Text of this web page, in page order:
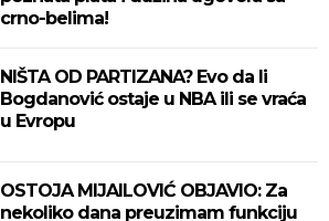
crno-belima!
NIŠTA OD PARTIZANA? Evo da li
Bogdanović ostaje u NBA ili se vraća
u Evropu
OSTOJA MIJAILOVIĆ OBJAVIO: Za
nekoliko dana preuzimam funkciju